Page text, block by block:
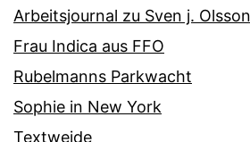
Arbeitsjournal zu Sven j.
Frau Indica aus FFO
Rubelmanns Parkwacht
Sophie in New York
Textweide